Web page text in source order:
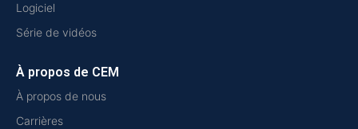
Logiciel
Série de vidéos
À propos de CEM
À propos de nous
Carrières